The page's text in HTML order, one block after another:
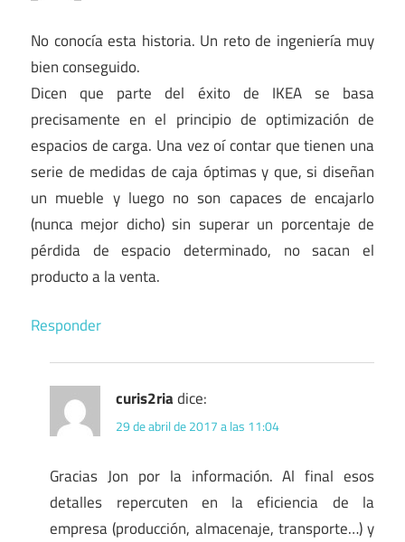
No conocía esta historia. Un reto de ingeniería muy
bien conseguido.
Dicen que parte del éxito de IKEA se basa
precisamente en el principio de optimización de
espacios de carga. Una vez oí contar que tienen una
serie de medidas de caja óptimas y que, si diseñan
un mueble y luego no son capaces de encajarlo
(nunca mejor dicho) sin superar un porcentaje de
pérdida de espacio determinado, no sacan el
producto a la venta.
Responder
curis2ria dice:
29 de abril de 2017 a las 11:04
Gracias Jon por la información. Al final esos
detalles repercuten en la eficiencia de la
empresa (producción, almacenaje, transporte…) y